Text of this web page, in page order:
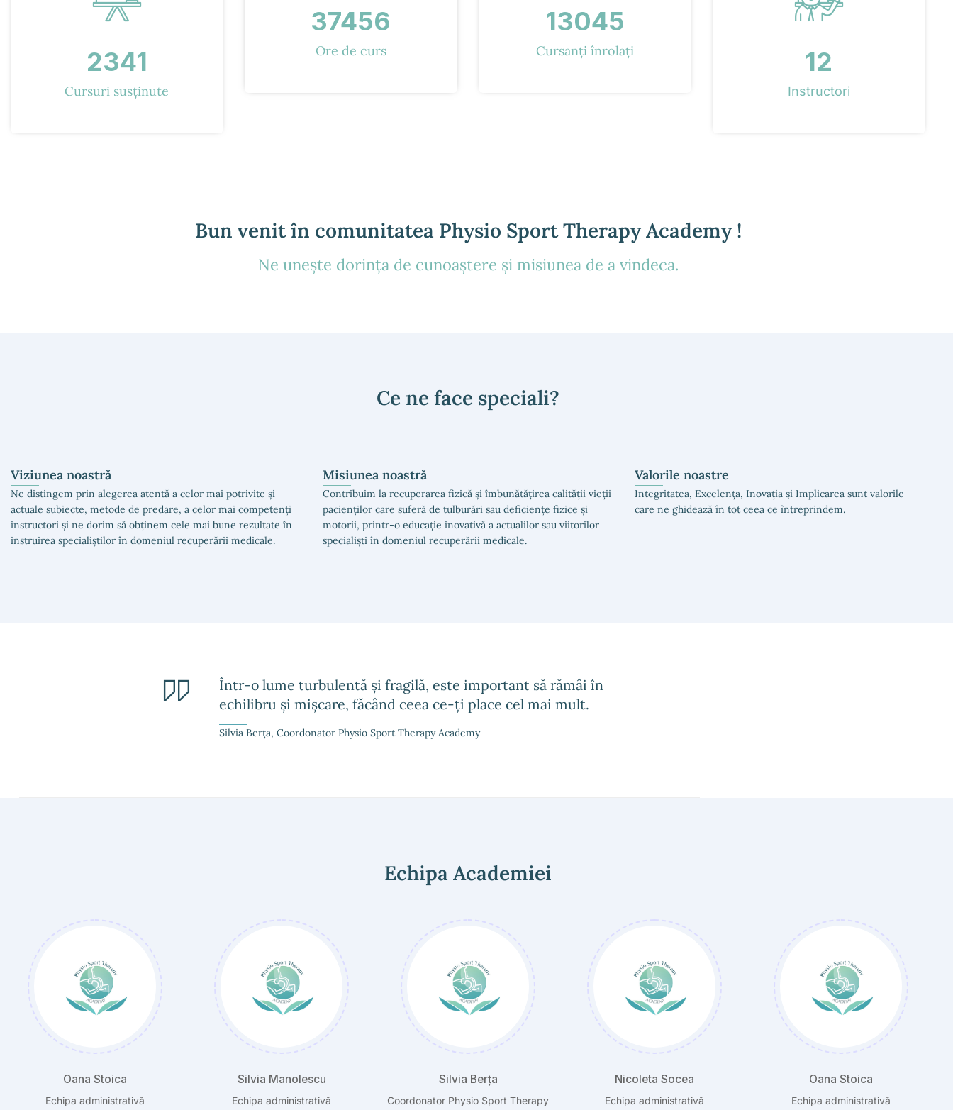
2341
Cursuri susținute
37456
Ore de curs
13045
Cursanți înrolați 12
Instructori
Bun venit în comunitatea Physio Sport Therapy Academy !
Ne unește dorința de cunoaștere și misiunea de a vindeca.
Ce ne face speciali?
Viziunea noastră
Ne distingem prin alegerea atentă a celor mai potrivite și
actuale subiecte, metode de predare, a celor mai competenți
instructori și ne dorim să obținem cele mai bune rezultate în
instruirea specialiștilor în domeniul recuperării medicale.
Misiunea noastră
Contribuim la recuperarea fizică și îmbunătățirea calității vieții
pacienților care suferă de tulburări sau deficiențe fizice și
motorii, printr-o educație inovativă a actualilor sau viitorilor
specialiști în domeniul recuperării medicale.
Valorile noastre
Integritatea, Excelența, Inovația și Implicarea sunt valorile
care ne ghidează în tot ceea ce întreprindem.
Într-o lume turbulentă și fragilă, este important să rămâi în
echilibru și mișcare, făcând ceea ce-ți place cel mai mult.
Silvia Berța, Coordonator Physio Sport Therapy Academy
Echipa Academiei
Silvia Manolescu
Echipa administrativă
Silvia Berța
Coordonator Physio Sport Therapy
Nicoleta Socea
Echipa administrativă
Oana Stoica
Echipa administrativă
Silvia Manolescu
Echipa administrativă